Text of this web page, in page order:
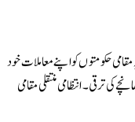
حکومتوں کو اپنے معاملات خود
کی ترقی۔ انتظامی منتقلی مقامی